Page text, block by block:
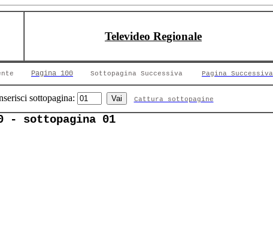
Televideo Regionale
Pagina 100 Sottopagina Successiva Pagina Successiva
sottopagina: Cattura sottopagine
- sottopagina 01